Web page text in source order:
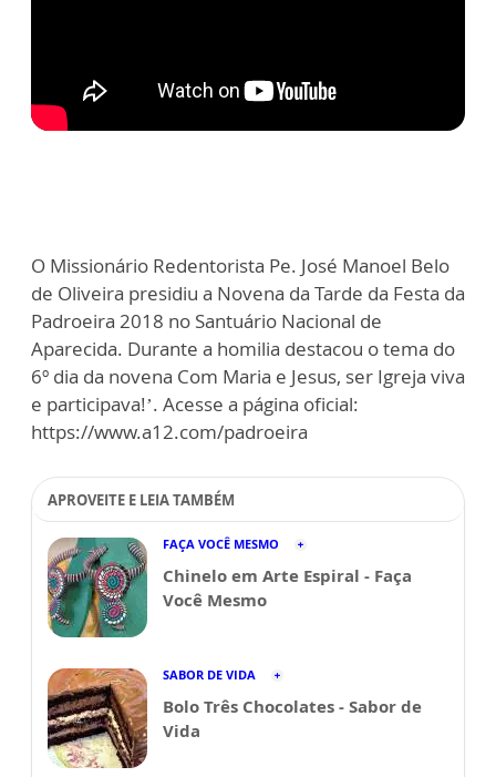
O Missionário Redentorista Pe. José Manoel Belo
de Oliveira presidiu a Novena da Tarde da Festa da
Padroeira 2018 no Santuário Nacional de
Aparecida. Durante a homilia destacou o tema do
6º dia da novena Com Maria e Jesus, ser Igreja viva
e participava!’. Acesse a página oficial:
https://www.a12.com/padroeira
APROVEITE E LEIA TAMBÉM
FAÇA VOCÊ MESMO
Chinelo em Arte Espiral - Faça
Você Mesmo
SABOR DE VIDA
Bolo Três Chocolates - Sabor de
Vida